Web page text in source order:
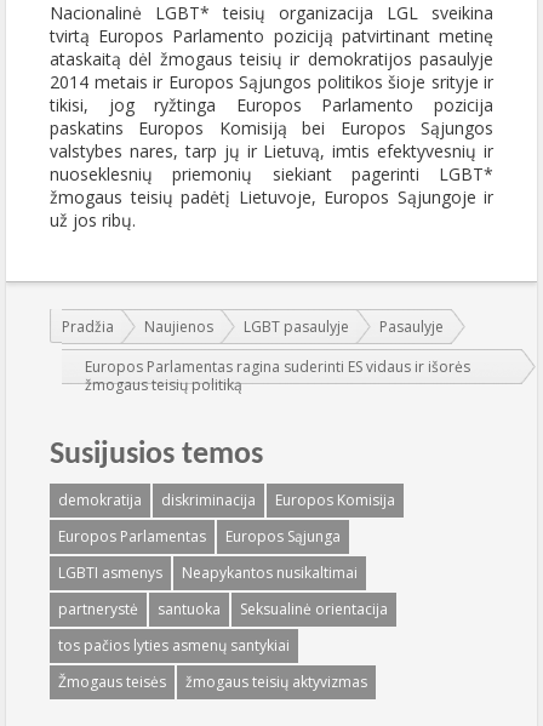
Nacionalinė LGBT* teisių organizacija LGL sveikina
tvirtą Europos Parlamento poziciją patvirtinant metinę
ataskaitą dėl žmogaus teisių ir demokratijos pasaulyje
2014 metais ir Europos Sąjungos politikos šioje srityje ir
tikisi, jog ryžtinga Europos Parlamento pozicija
paskatins Europos Komisiją bei Europos Sąjungos
valstybes nares, tarp jų ir Lietuvą, imtis efektyvesnių ir
nuoseklesnių priemonių siekiant pagerinti LGBT*
žmogaus teisių padėtį Lietuvoje, Europos Sąjungoje ir
už jos ribų.
Jūs esate čia:
Pradžia Naujienos LGBT pasaulyje
Pasaulyje
Europos Parlamentas ragina suderinti ES vidaus ir išorės
žmogaus teisių politiką
Susijusios temos
demokratija diskriminacija
Europos Komisija
Europos Parlamentas
Europos Sąjunga
LGBTI asmenys
Neapykantos nusikaltimai
partnerystė
santuoka
Seksualinė orientacija
tos pačios lyties asmenų santykiai
Žmogaus teisės
žmogaus teisių aktyvizmas